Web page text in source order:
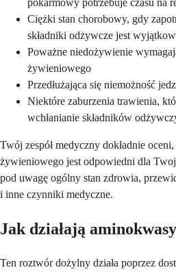
Ciężki stan chorobowy, gdy
składniki odżywcze jest
Poważne niedożywienie
żywieniowego
Przedłużająca się niemożność
Niektóre zaburzenia trawienia,
wchłanianie składników
Twój zespół medyczny dokładnie
żywieniowego jest odpowiedni dla
pod uwagę ogólny stan zdrowia,
i inne czynniki medyczne.
Jak działają
Ten roztwór dożylny działa poprzez